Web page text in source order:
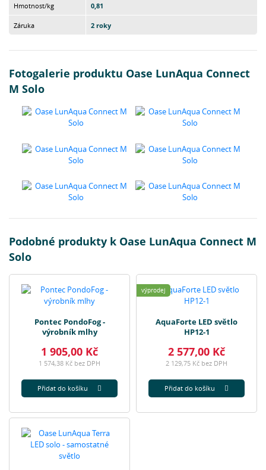
Hmotnost/kg 0,81
Záruka 2 roky
Fotogalerie produktu Oase LunAqua Connect
M Solo
Podobné produkty k Oase LunAqua Connect M
Solo
Pontec PondoFog -
výrobník mlhy
1 905,00 Kč
1 574,38 Kč bez DPH
Přidat do košíku
výprodej
AquaForte LED světlo
HP12-1
2 577,00 Kč
2 129,75 Kč bez DPH
Přidat do košíku